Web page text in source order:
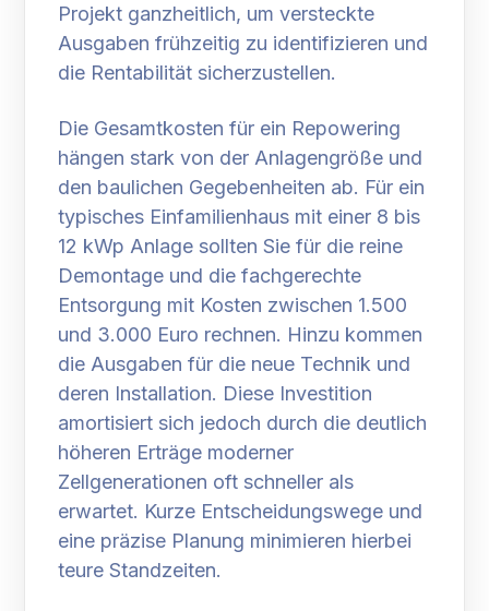
Projekt ganzheitlich, um versteckte
Ausgaben frühzeitig zu identifizieren und
die Rentabilität sicherzustellen.
Die Gesamtkosten für ein Repowering
hängen stark von der Anlagengröße und
den baulichen Gegebenheiten ab. Für ein
typisches Einfamilienhaus mit einer 8 bis
12 kWp Anlage sollten Sie für die reine
Demontage und die fachgerechte
Entsorgung mit Kosten zwischen 1.500
und 3.000 Euro rechnen. Hinzu kommen
die Ausgaben für die neue Technik und
deren Installation. Diese Investition
amortisiert sich jedoch durch die deutlich
höheren Erträge moderner
Zellgenerationen oft schneller als
erwartet. Kurze Entscheidungswege und
eine präzise Planung minimieren hierbei
teure Standzeiten.